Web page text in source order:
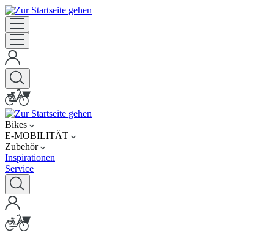
Bikes
E-MOBILITÄT
Zubehör
Inspirationen
Service